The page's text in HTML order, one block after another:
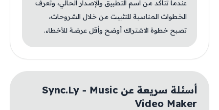
عندما تتأكد من اسم التطبيق والإصدار الحالي، وتعرف
الخطوات المناسبة للتثبيت من خلال الشروحات،
تصبح خطوة الاشتراك أوضح وأقل عرضة للأخطاء.
أسئلة سريعة عن Sync.Ly - Music
Video Maker